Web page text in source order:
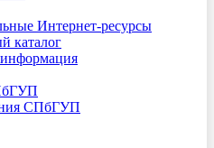
Интернет-ресурсы
каталог
СПбГУП